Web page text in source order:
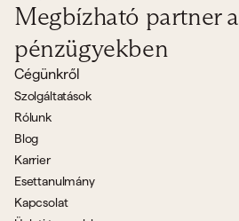
Megbízható partner a
pénzügyekben
Cégünkről
Szolgáltatások
Rólunk
Blog
Karrier
Esettanulmány
Kapcsolat